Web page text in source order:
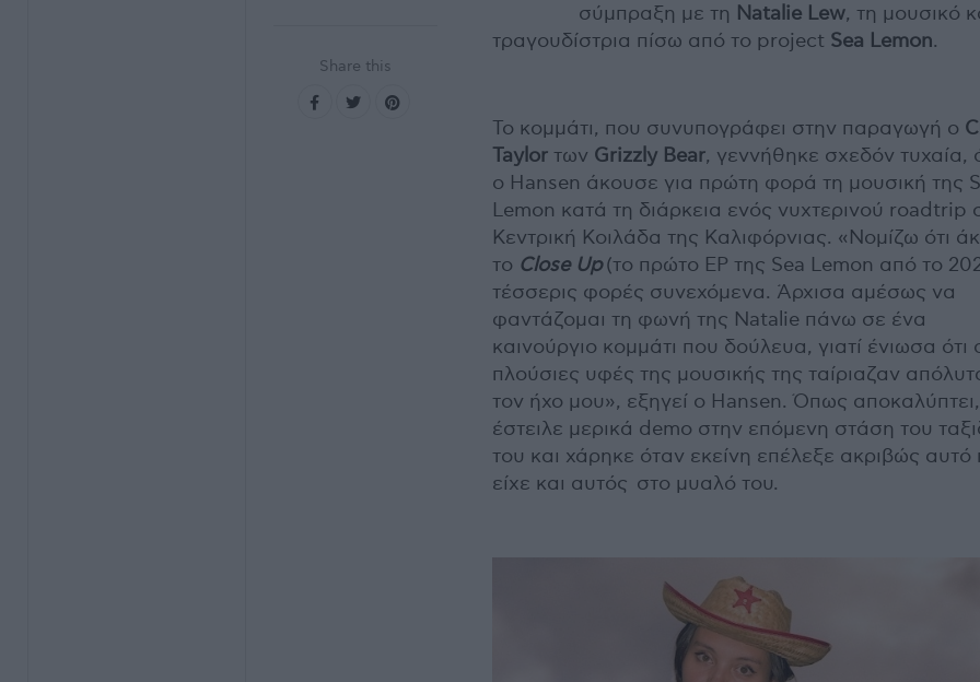
Share this
σύμπραξη με τη Natalie Lew, τη μουσικό
τραγουδίστρια πίσω από το project Sea Lemon.
Το κομμάτι, που συνυπογράφει στην παραγωγή ο
Taylor των Grizzly Bear, γεννήθηκε σχεδόν τυχαία,
ο Hansen άκουσε για πρώτη φορά τη μουσική της
Lemon κατά τη διάρκεια ενός νυχτερινού roadtrip
Κεντρική Κοιλάδα της Καλιφόρνιας. «Νομίζω ότι
το Close Up(το πρώτο EP της Sea Lemon από το
τέσσερις φορές συνεχόμενα. Άρχισα αμέσως να
φαντάζομαι τη φωνή της Natalie πάνω σε ένα
καινούργιο κομμάτι που δούλευα, γιατί ένιωσα ότι
πλούσιες υφές της μουσικής της ταίριαζαν
τον ήχο μου», εξηγεί ο Hansen. Όπως
έστειλε μερικά demo στην επόμενη στάση του
του και χάρηκε όταν εκείνη επέλεξε ακριβώς αυτό
είχε και αυτός στο μυαλό του.